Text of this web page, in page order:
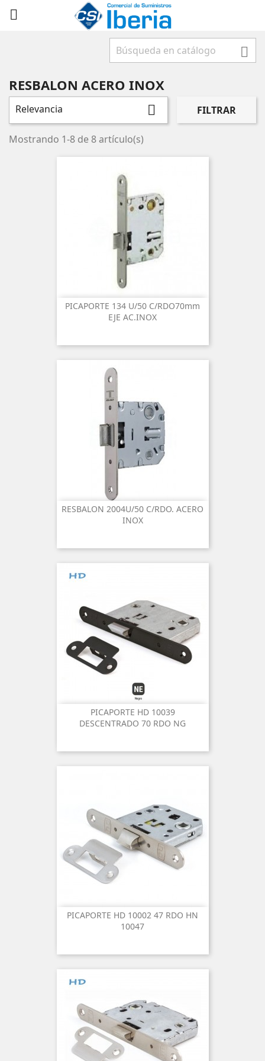


RESBALON ACERO INOX
Relevancia  FILTRAR
Mostrando 1-8 de 8 artículo(s)
PICAPORTE 134 U/50 C/RDO70mm
EJE AC.INOX
RESBALON 2004U/50 C/RDO. ACERO
INOX
PICAPORTE HD 10039
DESCENTRADO 70 RDO NG
PICAPORTE HD 10002 47 RDO HN
10047